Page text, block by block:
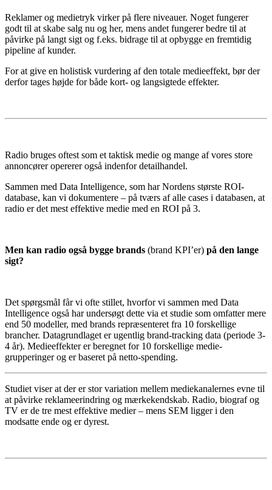
Reklamer og medietryk virker på flere niveauer. Noget fungerer
godt til at skabe salg nu og her, mens andet fungerer bedre til at
påvirke på langt sigt og f.eks. bidrage til at opbygge en fremtidig
pipeline af kunder.
For at give en holistisk vurdering af den totale medieeffekt, bør der
derfor tages højde for både kort- og langsigtede effekter.
Radio bruges oftest som et taktisk medie og mange af vores store
annoncører opererer også indenfor detailhandel.
Sammen med Data Intelligence, som har Nordens største ROI-
database, kan vi dokumentere – på tværs af alle cases i databasen, at
radio er det mest effektive medie med en ROI på 3.
Men kan radio også bygge brands (brand KPI’er) på den lange
sigt?
Det spørgsmål får vi ofte stillet, hvorfor vi sammen med Data
Intelligence også har undersøgt dette via et studie som omfatter mere
end 50 modeller, med brands repræsenteret fra 10 forskellige
brancher. Datagrundlaget er ugentlig brand-tracking data (periode 3-
4 år). Medieeffekter er beregnet for 10 forskellige medie-
grupperinger og er baseret på netto-spending.
Studiet viser at der er stor variation mellem mediekanalernes evne til
at påvirke reklameerindring og mærkekendskab. Radio, biograf og
TV er de tre mest effektive medier – mens SEM ligger i den
modsatte ende og er dyrest.